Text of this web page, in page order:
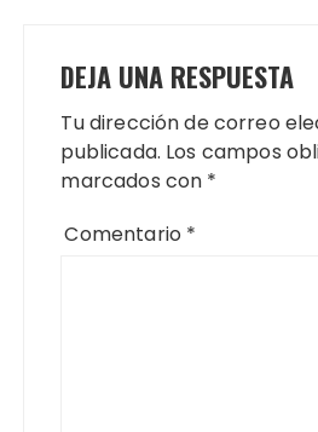
DEJA UNA RESPUESTA
Tu dirección de correo
publicada. Los campos
marcados con *
Comentario *